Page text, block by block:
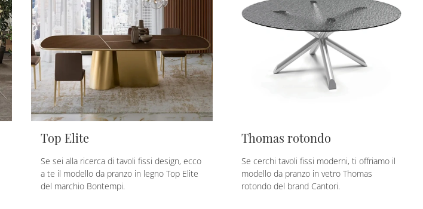
Top Elite
Se sei alla ricerca di tavoli fissi design, ecco
a te il modello da pranzo in legno Top Elite
del marchio Bontempi.
Thomas rotondo
Se cerchi tavoli fissi moderni, ti offriamo il
modello da pranzo in vetro Thomas
rotondo del brand Cantori.